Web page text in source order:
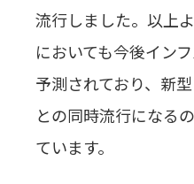
流行しました。以上
においても今後イン
予測されており、新
との同時流行になる
ています。